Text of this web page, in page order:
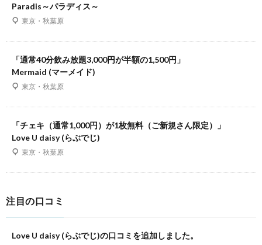
Paradis～パラディス～
東京・秋葉原
「通常40分飲み放題3,000円が半額の1,500円」
Mermaid (マーメイド)
東京・秋葉原
「チェキ（通常1,000円）が1枚無料（ご新規さん限定）」
Love U daisy (らぶでじ)
東京・秋葉原
注目の口コミ
Love U daisy (らぶでじ)の口コミを追加しました。